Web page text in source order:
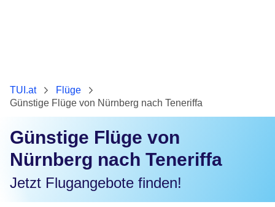
TUI.at
Flüge
Günstige Flüge von Nürnberg nach Teneriffa
Günstige Flüge von
Nürnberg nach Teneriffa
Jetzt Flugangebote finden!